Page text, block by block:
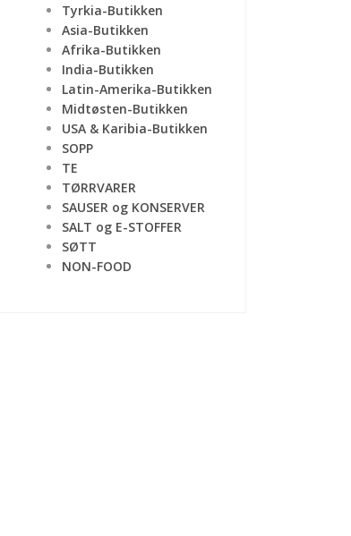
Tyrkia-Butikken
Asia-Butikken
Afrika-Butikken
India-Butikken
Latin-Amerika-Butikken
Midtøsten-Butikken
USA & Karibia-Butikken
SOPP
TE
TØRRVARER
SAUSER og KONSERVER
SALT og E-STOFFER
SØTT
NON-FOOD